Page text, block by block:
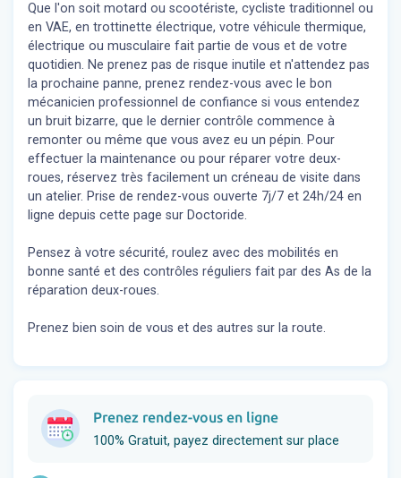
Que l'on soit motard ou scootériste, cycliste traditionnel ou
en VAE, en trottinette électrique, votre véhicule thermique,
électrique ou musculaire fait partie de vous et de votre
quotidien. Ne prenez pas de risque inutile et n'attendez pas
la prochaine panne, prenez rendez-vous avec le bon
mécanicien professionnel de confiance si vous entendez
un bruit bizarre, que le dernier contrôle commence à
remonter ou même que vous avez eu un pépin. Pour
effectuer la maintenance ou pour réparer votre deux-
roues, réservez très facilement un créneau de visite dans
un atelier. Prise de rendez-vous ouverte 7j/7 et 24h/24 en
ligne depuis cette page sur Doctoride.
Pensez à votre sécurité, roulez avec des mobilités en
bonne santé et des contrôles réguliers fait par des As de la
réparation deux-roues.
Prenez bien soin de vous et des autres sur la route.
Prenez rendez-vous en ligne
100% Gratuit, payez directement sur place